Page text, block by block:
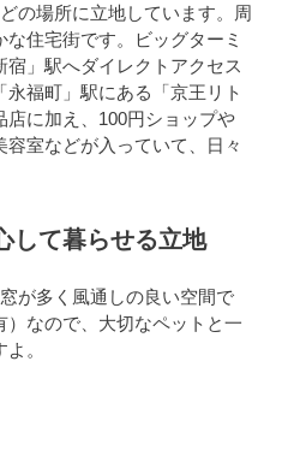
の場所に立地しています。周
住宅街です。ビッグターミ
」駅へダイレクトアクセス
福町」駅にある「京王リト
に加え、100円ショップや
室などが入っていて、日々
して暮らせる立地
が多く風通しの良い空間で
なので、大切なペットと一
。